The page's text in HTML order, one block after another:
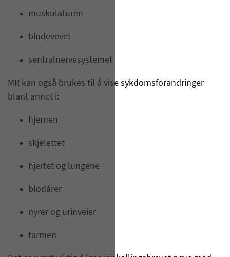
muskulaturen
bindevevet
sentralnervesystemet
MR kan også brukes til å vise sykdomsforandringer
blant annet i:
hjernen
skjelettet
hjertet og lungene
blodårer
nyrer og urinveier
tarmen